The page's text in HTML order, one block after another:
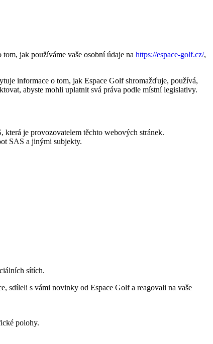
jak používáme vaše osobní údaje na https://espace-golf.cz/,
informace o tom, jak Espace Golf shromažďuje, používá,
abyste mohli uplatnit svá práva podle místní legislativy.
která je provozovatelem těchto webových stránek.
SAS a jinými subjekty.
sítích.
sdíleli s vámi novinky od Espace Golf a reagovali na vaše
polohy.